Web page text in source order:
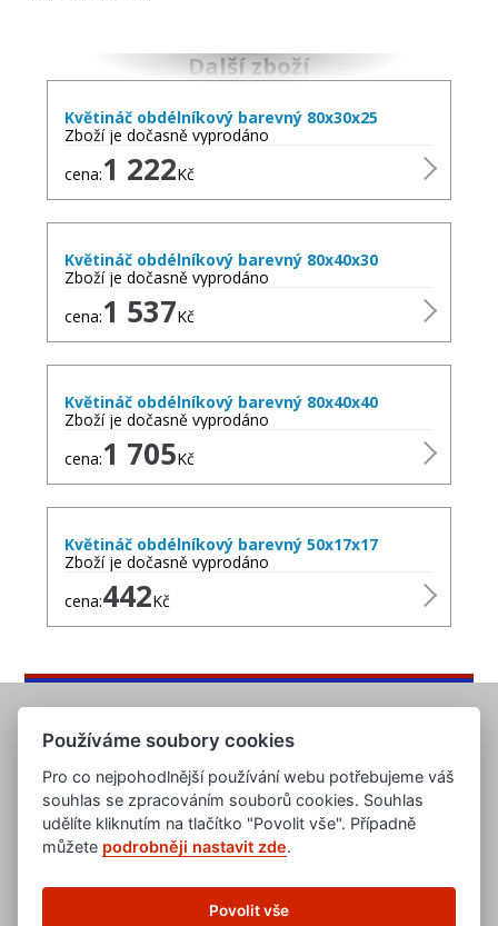
Další zboží
Květináč obdélníkový barevný 80x30x25
Zboží je dočasně vyprodáno
cena:1 222Kč
Květináč obdélníkový barevný 80x40x30
Zboží je dočasně vyprodáno
cena:1 537Kč
Květináč obdélníkový barevný 80x40x40
Zboží je dočasně vyprodáno
cena:1 705Kč
Květináč obdélníkový barevný 50x17x17
Zboží je dočasně vyprodáno
cena:442Kč
www.evropska-databanka.cz
www.edb.eu
Používáme soubory cookies
Pro co nejpohodlnější používání webu potřebujeme váš
souhlas se zpracováním souborů cookies. Souhlas
udělíte kliknutím na tlačítko "Povolit vše". Případně
můžete podrobněji nastavit zde.
Povolit vše